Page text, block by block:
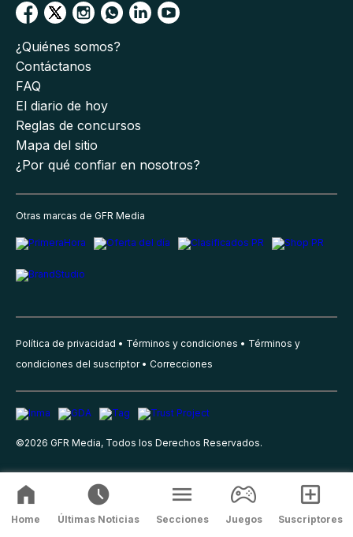
¿Quiénes somos?
Contáctanos
FAQ
El diario de hoy
Reglas de concursos
Mapa del sitio
¿Por qué confiar en nosotros?
Otras marcas de GFR Media
Política de privacidad Términos y condiciones
Términos y
condiciones del suscriptor
Correcciones
©2026 GFR Media, Todos los Derechos Reservados.
Home Últimas Noticias Secciones Juegos Suscriptores